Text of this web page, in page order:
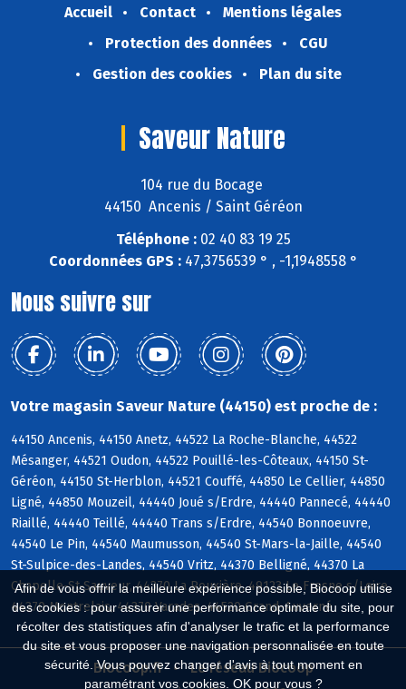
Afin de vous offrir la meilleure expérience possible, Biocoop utilise
des cookies : pour assurer une performance optimale du site, pour
récolter des statistiques afin d'analyser le trafic et la performance
du site et vous proposer une navigation personnalisée en toute
sécurité. Vous pouvez changer d'avis à tout moment en
paramétrant vos cookies. OK pour vous ?
Accueil Contact
Mentions légales
Protection des données
CGU
Gestion des cookies
Plan du site
Saveur Nature
104 rue du Bocage
44150 Ancenis / Saint Géréon
Téléphone :02 40 83 19 25
Coordonnées GPS :47,3756539 ° , -1,1948558 °
Nous suivre sur
Votre magasin Saveur Nature (44150) est proche de :
44150 Ancenis, 44150 Anetz, 44522 La Roche-Blanche, 44522
Mésanger, 44521 Oudon, 44522 Pouillé-les-Côteaux, 44150 St-
Géréon, 44150 St-Herblon, 44521 Couffé, 44850 Le Cellier, 44850
Ligné, 44850 Mouzeil, 44440 Joué s/Erdre, 44440 Pannecé, 44440
Riaillé, 44440 Teillé, 44440 Trans s/Erdre, 44540 Bonnoeuvre,
44540 Le Pin, 44540 Maumusson, 44540 St-Mars-la-Jaille, 44540
St-Sulpice-des-Landes, 44540 Vritz, 44370 Belligné, 44370 La
Chapelle-St-Sauveur, 44370 La Rouxière, 49123 Le Fresne s/Loire,
44370 Montrelais, 44370 Varades, 44520 Grand-Auverné
Biocoop.fr
Le réseau Biocoop